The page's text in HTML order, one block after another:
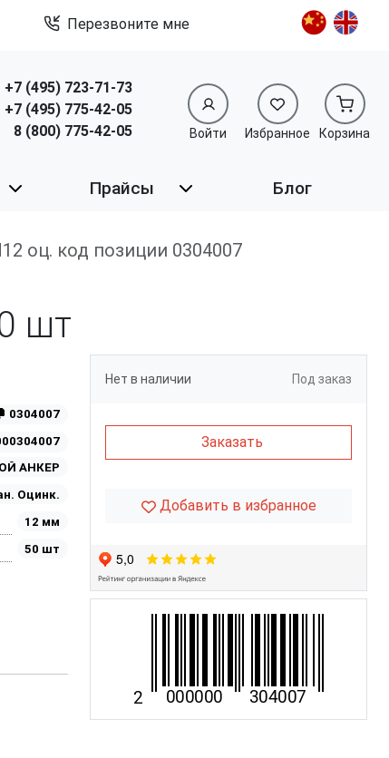
Перезвоните мне
+7 (495) 723-71-73
+7 (495) 775-42-05
8 (800) 775-42-05
Войти Избранное Корзина
Прайсы Блог
оц. код позиции 0304007
шт
0304007
АНКЕР
Оцинк.
12 мм
50 шт
Нет в наличии Под заказ
Заказать
Добавить в избранное